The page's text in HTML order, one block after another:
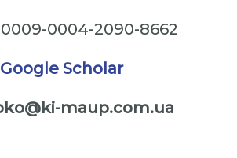
0009-0004-2090-8662
Google Scholar
maup.com.ua